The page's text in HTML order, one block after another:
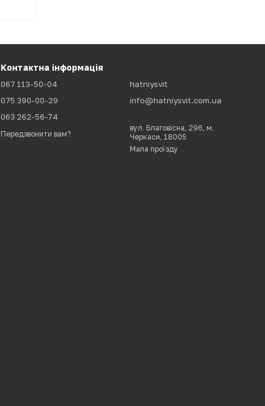
Контактна інформація
067 113-50-04
075 390-00-29
063 262-56-74
Передзвонити вам?
hatniysvit
info@hatniysvit.com.ua
вул. Благовісна, 296, м.
Черкаси, 18005
Мапа проїзду